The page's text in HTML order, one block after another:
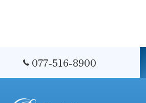
077-516-8900